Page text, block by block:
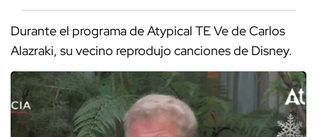
Durante el programa de Atypical TE Ve de Carlos
Alazraki, su vecino reprodujo canciones de Disney.